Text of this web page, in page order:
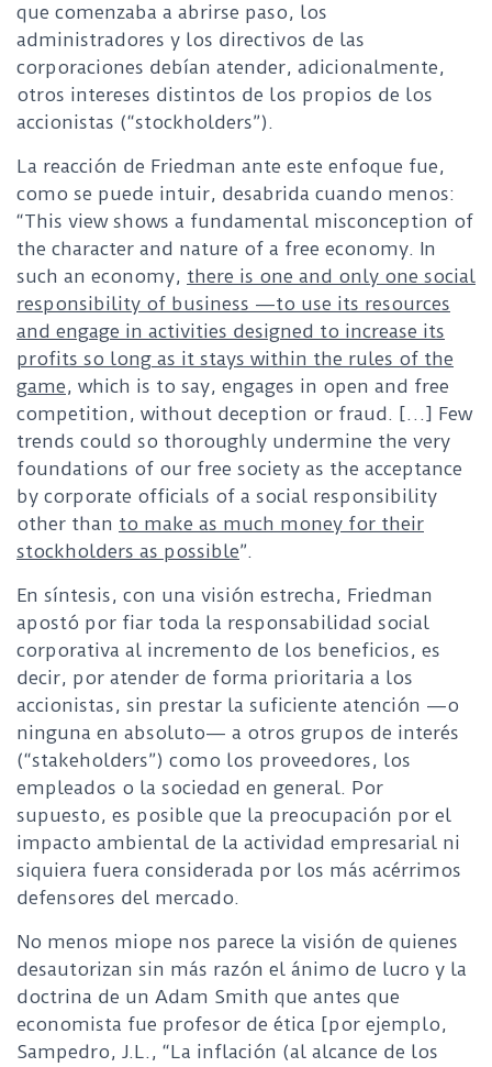
que comenzaba a abrirse paso, los
administradores y los directivos de las
corporaciones debían atender, adicionalmente,
otros intereses distintos de los propios de los
accionistas (“stockholders”).
La reacción de Friedman ante este enfoque fue,
como se puede intuir, desabrida cuando menos:
“This view shows a fundamental misconception of
the character and nature of a free economy. In
such an economy, there is one and only one social
responsibility of business —to use its resources
and engage in activities designed to increase its
profits so long as it stays within the rules of the
game, which is to say, engages in open and free
competition, without deception or fraud. […] Few
trends could so thoroughly undermine the very
foundations of our free society as the acceptance
by corporate officials of a social responsibility
other than to make as much money for their
stockholders as possible”.
En síntesis, con una visión estrecha, Friedman
apostó por fiar toda la responsabilidad social
corporativa al incremento de los beneficios, es
decir, por atender de forma prioritaria a los
accionistas, sin prestar la suficiente atención —o
ninguna en absoluto— a otros grupos de interés
(“stakeholders”) como los proveedores, los
empleados o la sociedad en general. Por
supuesto, es posible que la preocupación por el
impacto ambiental de la actividad empresarial ni
siquiera fuera considerada por los más acérrimos
defensores del mercado.
No menos miope nos parece la visión de quienes
desautorizan sin más razón el ánimo de lucro y la
doctrina de un Adam Smith que antes que
economista fue profesor de ética [por ejemplo,
Sampedro, J.L., “La inflación (al alcance de los